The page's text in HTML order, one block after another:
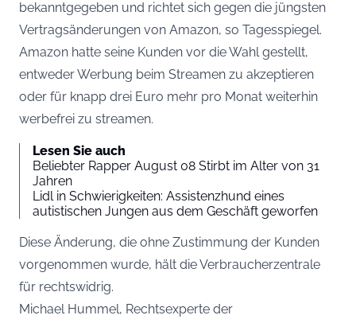
bekanntgegeben und richtet sich gegen die jüngsten
Vertragsänderungen von Amazon, so Tagesspiegel.
Amazon hatte seine Kunden vor die Wahl gestellt,
entweder Werbung beim Streamen zu akzeptieren
oder für knapp drei Euro mehr pro Monat weiterhin
werbefrei zu streamen.
Lesen Sie auch
Beliebter Rapper August 08 Stirbt im Alter von 31
Jahren
Lidl in Schwierigkeiten: Assistenzhund eines
autistischen Jungen aus dem Geschäft geworfen
Diese Änderung, die ohne Zustimmung der Kunden
vorgenommen wurde, hält die Verbraucherzentrale
für rechtswidrig.
Michael Hummel, Rechtsexperte der